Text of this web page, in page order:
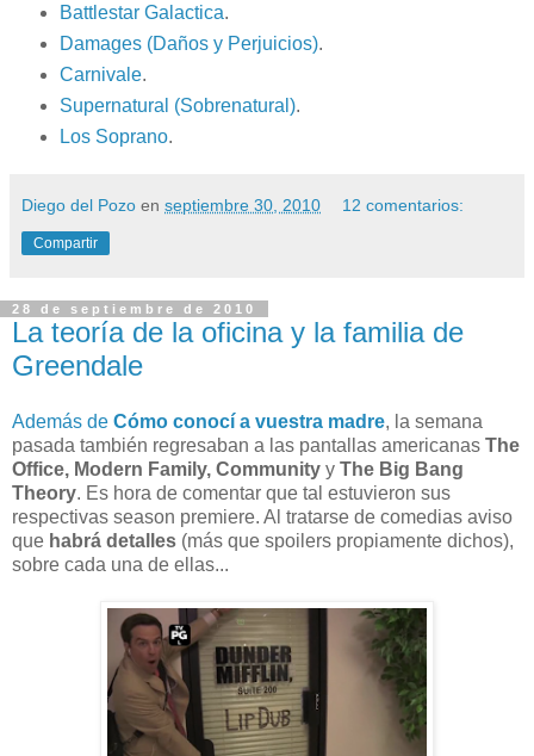
Battlestar Galactica.
Damages (Daños y Perjuicios).
Carnivale.
Supernatural (Sobrenatural).
Los Soprano.
Diego del Pozo en septiembre 30, 2010 12 comentarios:
Compartir
28 de septiembre de 2010
La teoría de la oficina y la familia de
Greendale
Además de Cómo conocí a vuestra madre, la semana
pasada también regresaban a las pantallas americanas The
Office, Modern Family, Community y The Big Bang
Theory. Es hora de comentar que tal estuvieron sus
respectivas season premiere. Al tratarse de comedias aviso
que habrá detalles (más que spoilers propiamente dichos),
sobre cada una de ellas...